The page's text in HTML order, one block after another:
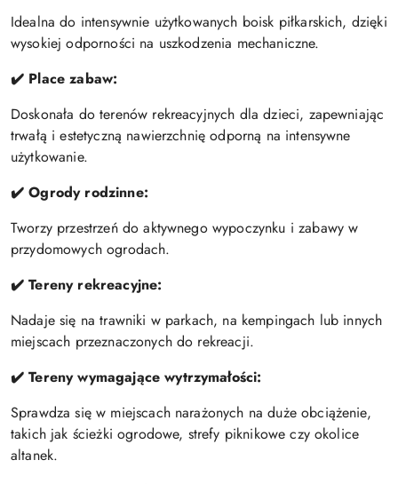
Idealna do intensywnie użytkowanych boisk piłkarskich, dzięki
wysokiej odporności na uszkodzenia mechaniczne.
✔️ Place zabaw:
Doskonała do terenów rekreacyjnych dla dzieci, zapewniając
trwałą i estetyczną nawierzchnię odporną na intensywne
użytkowanie.
✔️ Ogrody rodzinne:
Tworzy przestrzeń do aktywnego wypoczynku i zabawy w
przydomowych ogrodach.
✔️ Tereny rekreacyjne:
Nadaje się na trawniki w parkach, na kempingach lub innych
miejscach przeznaczonych do rekreacji.
✔️ Tereny wymagające wytrzymałości:
Sprawdza się w miejscach narażonych na duże obciążenie,
takich jak ścieżki ogrodowe, strefy piknikowe czy okolice
altanek.